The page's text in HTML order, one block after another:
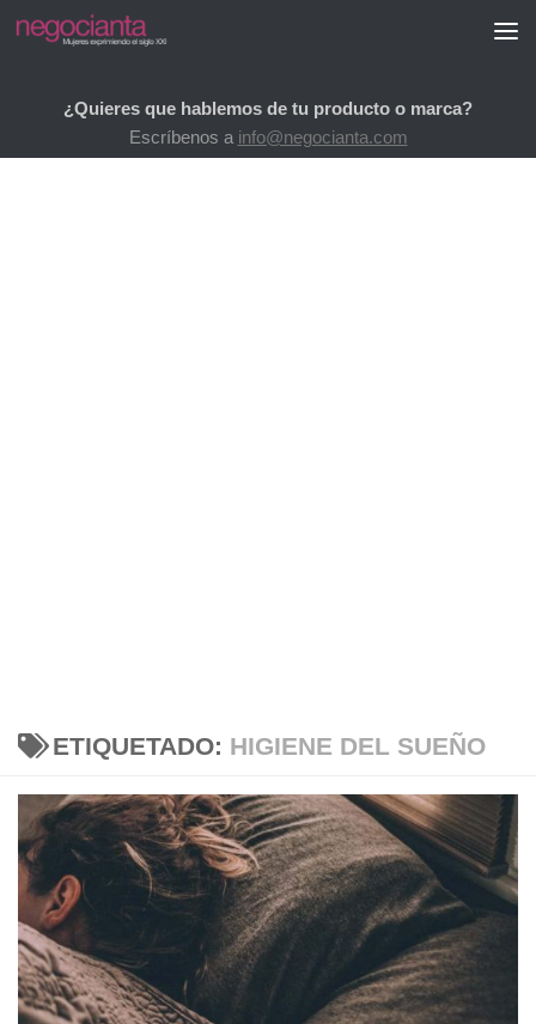
Saltar al contenido
¿Quieres que hablemos de tu producto o marca?
Escríbenos a info@negocianta.com
ETIQUETADO: HIGIENE DEL SUEÑO